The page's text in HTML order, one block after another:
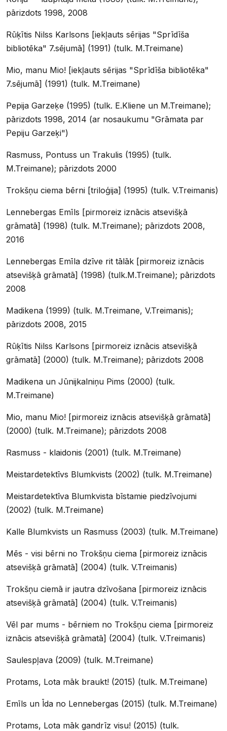
pārizdots 1998, 2008
Rūķītis Nilss Karlsons [iekļauts sērijas "Sprīdīša
bibliotēka" 7.sējumā] (1991) (tulk. M.Treimane)
Mio, manu Mio! [iekļauts sērijas "Sprīdīša bibliotēka"
7.sējumā] (1991) (tulk. M.Treimane)
Pepija Garzeķe (1995) (tulk. E.Kliene un M.Treimane);
pārizdots 1998, 2014 (ar nosaukumu "Grāmata par
Pepiju Garzeķi")
Rasmuss, Pontuss un Trakulis (1995) (tulk.
M.Treimane); pārizdots 2000
Trokšņu ciema bērni [triloģija] (1995) (tulk. V.Treimanis)
Lennebergas Emīls [pirmoreiz iznācis atsevišķā
grāmatā] (1998) (tulk. M.Treimane); pārizdots 2008,
2016
Lennebergas Emīla dzīve rit tālāk [pirmoreiz iznācis
atsevišķā grāmatā] (1998) (tulk.M.Treimane); pārizdots
2008
Madikena (1999) (tulk. M.Treimane, V.Treimanis);
pārizdots 2008, 2015
Rūķītis Nilss Karlsons [pirmoreiz iznācis atsevišķā
grāmatā] (2000) (tulk. M.Treimane); pārizdots 2008
Madikena un Jūnijkalniņu Pims (2000) (tulk.
M.Treimane)
Mio, manu Mio! [pirmoreiz iznācis atsevišķā grāmatā]
(2000) (tulk. M.Treimane); pārizdots 2008
Rasmuss - klaidonis (2001) (tulk. M.Treimane)
Meistardetektīvs Blumkvists (2002) (tulk. M.Treimane)
Meistardetektīva Blumkvista bīstamie piedzīvojumi
(2002) (tulk. M.Treimane)
Kalle Blumkvists un Rasmuss (2003) (tulk. M.Treimane)
Mēs - visi bērni no Trokšņu ciema [pirmoreiz iznācis
atsevišķā grāmatā] (2004) (tulk. V.Treimanis)
Trokšņu ciemā ir jautra dzīvošana [pirmoreiz iznācis
atsevišķā grāmatā] (2004) (tulk. V.Treimanis)
Vēl par mums - bērniem no Trokšņu ciema [pirmoreiz
iznācis atsevišķā grāmatā] (2004) (tulk. V.Treimanis)
Saulespļava (2009) (tulk. M.Treimane)
Protams, Lota māk braukt! (2015) (tulk. M.Treimane)
Emīls un Īda no Lennebergas (2015) (tulk. M.Treimane)
Protams, Lota māk gandrīz visu! (2015) (tulk.